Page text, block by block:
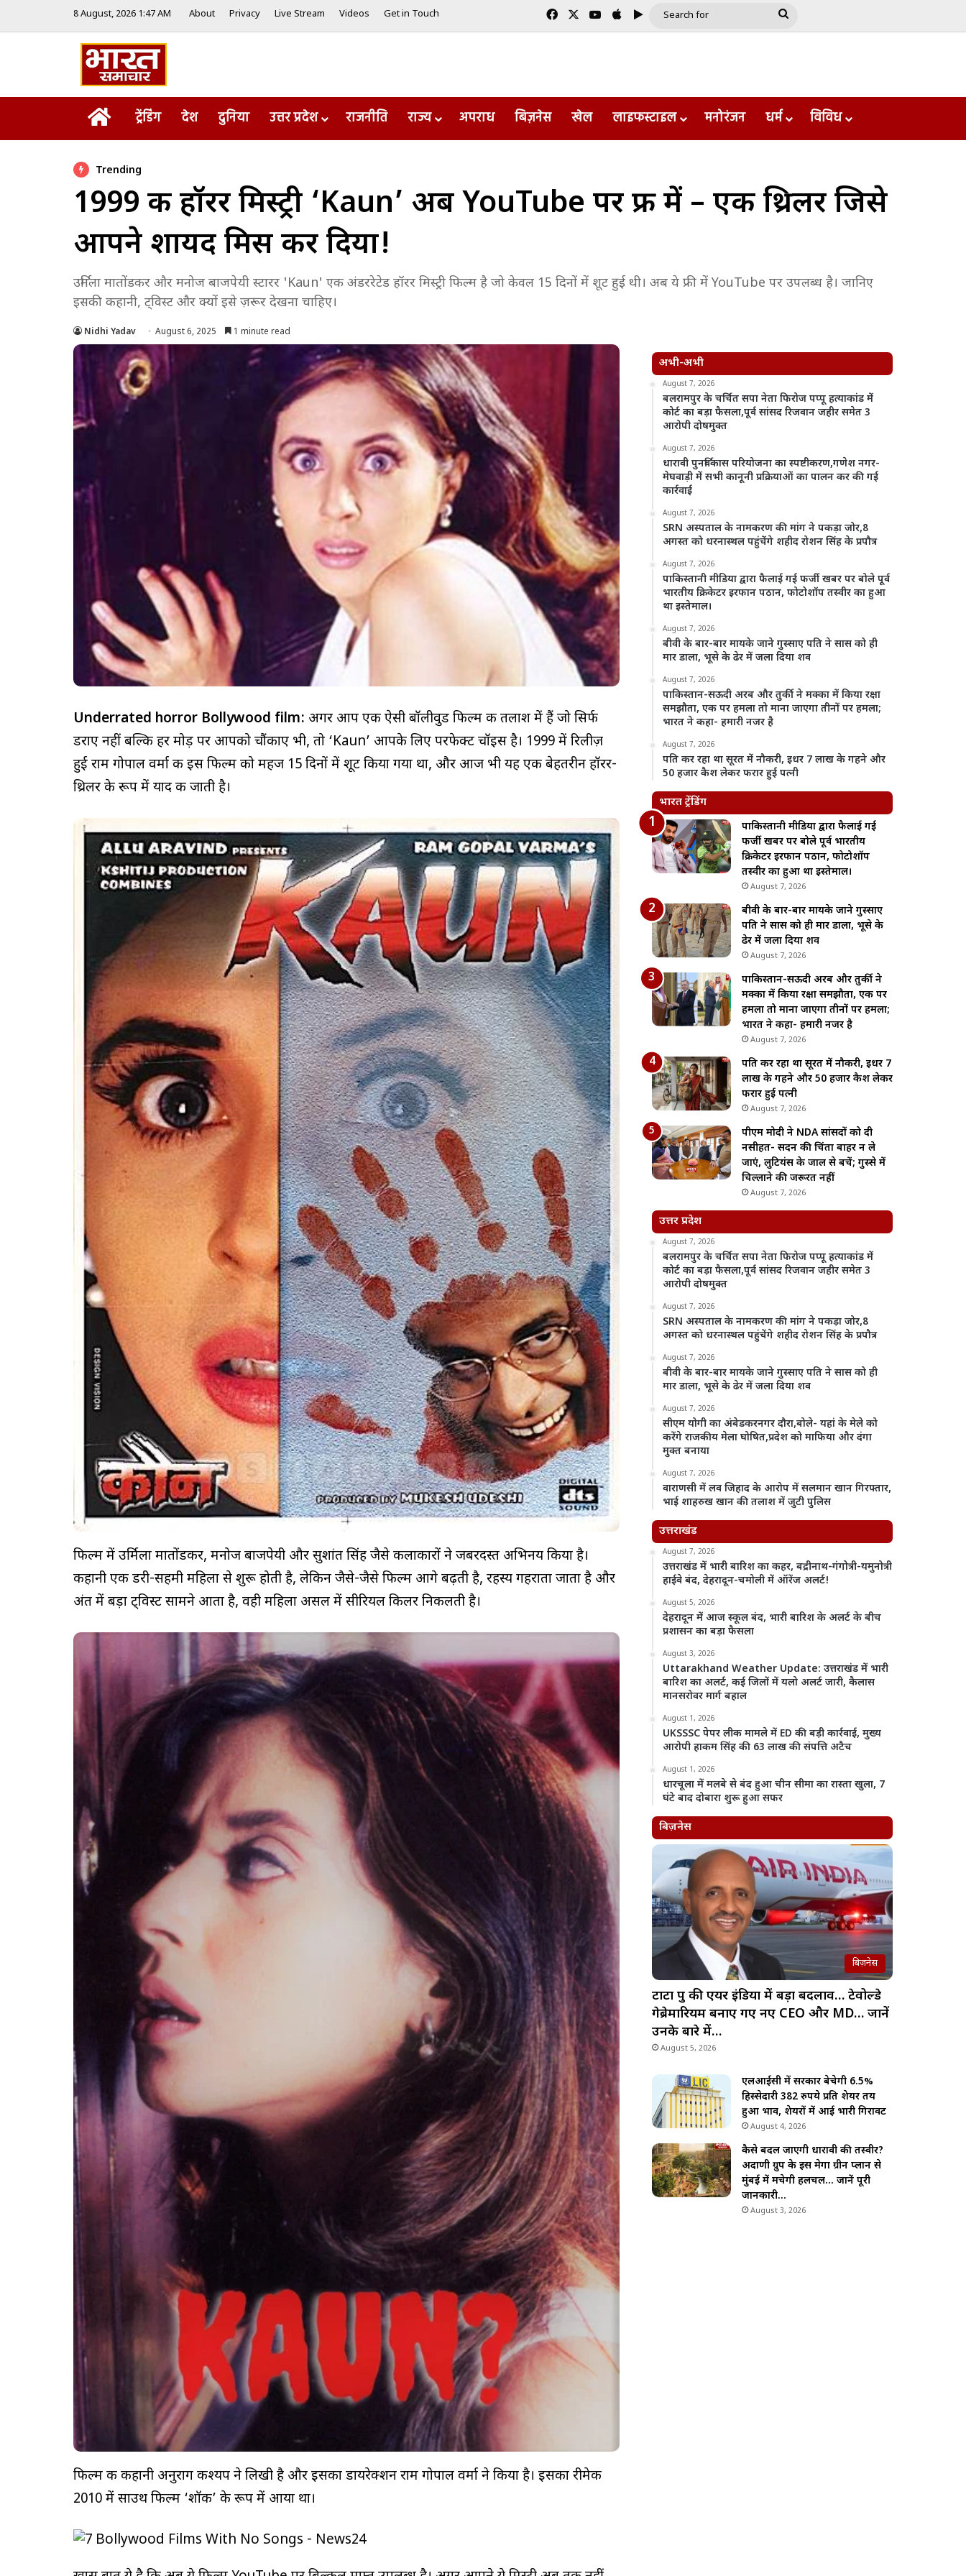
8 August, 2026 1:47 AM About Privacy Live Stream Videos Get in Touch FacebookYouTube
AppleGoogle Play
Search
Homeट्रेंडिंग देश दुनिया उत्तर प्रदेश राजनीति राज्य अपराध बिज़नेस खेल लाइफस्टाइल मनोरंजन धर्म विविध
Trending
1999 की हॉरर मिस्ट्री ‘Kaun’ अब YouTube पर फ्री में – एक थ्रिलर जिसे
आपने शायद मिस कर दिया!
उर्मिला मातोंडकर और मनोज बाजपेयी स्टारर 'Kaun' एक अंडररेटेड हॉरर मिस्ट्री फिल्म है जो केवल 15 दिनों में शूट हुई थी। अब ये फ्री में YouTube पर उपलब्ध है। जानिए
इसकी कहानी, ट्विस्ट और क्यों इसे ज़रूर देखना चाहिए।
Nidhi Yadav August 6, 2025 1 minute read
Underrated horror Bollywood film: अगर आप एक ऐसी बॉलीवुड फिल्म की तलाश में हैं जो सिर्फ
डराए नहीं बल्कि हर मोड़ पर आपको चौंकाए भी, तो ‘Kaun’ आपके लिए परफेक्ट चॉइस है। 1999 में रिलीज़
हुई राम गोपाल वर्मा की इस फिल्म को महज 15 दिनों में शूट किया गया था, और आज भी यह एक बेहतरीन हॉरर-
थ्रिलर के रूप में याद की जाती है।
फिल्म में उर्मिला मातोंडकर, मनोज बाजपेयी और सुशांत सिंह जैसे कलाकारों ने जबरदस्त अभिनय किया है।
कहानी एक डरी-सहमी महिला से शुरू होती है, लेकिन जैसे-जैसे फिल्म आगे बढ़ती है, रहस्य गहराता जाता है और
अंत में बड़ा ट्विस्ट सामने आता है, वही महिला असल में सीरियल किलर निकलती है।
फिल्म की कहानी अनुराग कश्यप ने लिखी है और इसका डायरेक्शन राम गोपाल वर्मा ने किया है। इसका रीमेक
2010 में साउथ फिल्म ‘शॉक’ के रूप में आया था।
अभी-अभी
August 7, 2026
बलरामपुर के चर्चित सपा नेता फिरोज पप्पू हत्याकांड में
कोर्ट का बड़ा फैसला,पूर्व सांसद रिजवान जहीर समेत 3
आरोपी दोषमुक्त
August 7, 2026
धारावी पुनर्विकास परियोजना का स्पष्टीकरण,गणेश नगर-
मेघवाड़ी में सभी कानूनी प्रक्रियाओं का पालन कर की गई
कार्रवाई
August 7, 2026
SRN अस्पताल के नामकरण की मांग ने पकड़ा जोर,8
अगस्त को धरनास्थल पहुंचेंगे शहीद रोशन सिंह के प्रपौत्र
August 7, 2026
पाकिस्तानी मीडिया द्वारा फैलाई गई फर्जी खबर पर बोले पूर्व
भारतीय क्रिकेटर इरफान पठान, फोटोशॉप तस्वीर का हुआ
था इस्तेमाल।
August 7, 2026
बीवी के बार-बार मायके जाने गुस्साए पति ने सास को ही
मार डाला, भूसे के ढेर में जला दिया शव
August 7, 2026
पाकिस्तान-सऊदी अरब और तुर्की ने मक्का में किया रक्षा
समझौता, एक पर हमला तो माना जाएगा तीनों पर हमला;
भारत ने कहा- हमारी नजर है
August 7, 2026
पति कर रहा था सूरत में नौकरी, इधर 7 लाख के गहने और
50 हजार कैश लेकर फरार हुई पत्नी
भारत ट्रेंडिंग
पाकिस्तानी मीडिया द्वारा फैलाई गई
फर्जी खबर पर बोले पूर्व भारतीय
क्रिकेटर इरफान पठान, फोटोशॉप
तस्वीर का हुआ था इस्तेमाल।
August 7, 2026
बीवी के बार-बार मायके जाने गुस्साए
पति ने सास को ही मार डाला, भूसे के
ढेर में जला दिया शव
August 7, 2026
पाकिस्तान-सऊदी अरब और तुर्की ने
मक्का में किया रक्षा समझौता, एक पर
हमला तो माना जाएगा तीनों पर हमला;
भारत ने कहा- हमारी नजर है
August 7, 2026
पति कर रहा था सूरत में नौकरी, इधर 7
लाख के गहने और 50 हजार कैश लेकर
फरार हुई पत्नी
August 7, 2026
पीएम मोदी ने NDA सांसदों को दी
नसीहत- सदन की चिंता बाहर न ले
जाएं, लुटियंस के जाल से बचें; गुस्से में
चिल्लाने की जरूरत नहीं
August 7, 2026
उत्तर प्रदेश
August 7, 2026
बलरामपुर के चर्चित सपा नेता फिरोज पप्पू हत्याकांड में
कोर्ट का बड़ा फैसला,पूर्व सांसद रिजवान जहीर समेत 3
आरोपी दोषमुक्त
August 7, 2026
SRN अस्पताल के नामकरण की मांग ने पकड़ा जोर,8
अगस्त को धरनास्थल पहुंचेंगे शहीद रोशन सिंह के प्रपौत्र
August 7, 2026
बीवी के बार-बार मायके जाने गुस्साए पति ने सास को ही
मार डाला, भूसे के ढेर में जला दिया शव
August 7, 2026
सीएम योगी का अंबेडकरनगर दौरा,बोले- यहां के मेले को
करेंगे राजकीय मेला घोषित,प्रदेश को माफिया और दंगा
मुक्त बनाया
August 7, 2026
वाराणसी में लव जिहाद के आरोप में सलमान खान गिरफ्तार,
भाई शाहरुख खान की तलाश में जुटी पुलिस
उत्तराखंड
August 7, 2026
उत्तराखंड में भारी बारिश का कहर, बद्रीनाथ-गंगोत्री-यमुनोत्री
हाईवे बंद, देहरादून-चमोली में ऑरेंज अलर्ट!
August 5, 2026
देहरादून में आज स्कूल बंद, भारी बारिश के अलर्ट के बीच
प्रशासन का बड़ा फैसला
August 3, 2026
Uttarakhand Weather Update: उत्तराखंड में भारी
बारिश का अलर्ट, कई जिलों में यलो अलर्ट जारी, कैलास
मानसरोवर मार्ग बहाल
August 1, 2026
UKSSSC पेपर लीक मामले में ED की बड़ी कार्रवाई, मुख्य
आरोपी हाकम सिंह की 63 लाख की संपत्ति अटैच
August 1, 2026
धारचूला में मलबे से बंद हुआ चीन सीमा का रास्ता खुला, 7
घंटे बाद दोबारा शुरू हुआ सफर
बिज़नेस
बिज़नेस
टाटा ग्रुप की एयर इंडिया में बड़ा बदलाव… टेवोल्डे
गेब्रेमारियम बनाए गए नए CEO और MD… जानें
उनके बारे में…
August 5, 2026
एलआईसी में सरकार बेचेगी 6.5%
हिस्सेदारी 382 रुपये प्रति शेयर तय
हुआ भाव, शेयरों में आई भारी गिरावट
August 4, 2026
कैसे बदल जाएगी धारावी की तस्वीर?
अदाणी ग्रुप के इस मेगा ग्रीन प्लान से
मुंबई में मचेगी हलचल… जानें पूरी
जानकारी…
August 3, 2026